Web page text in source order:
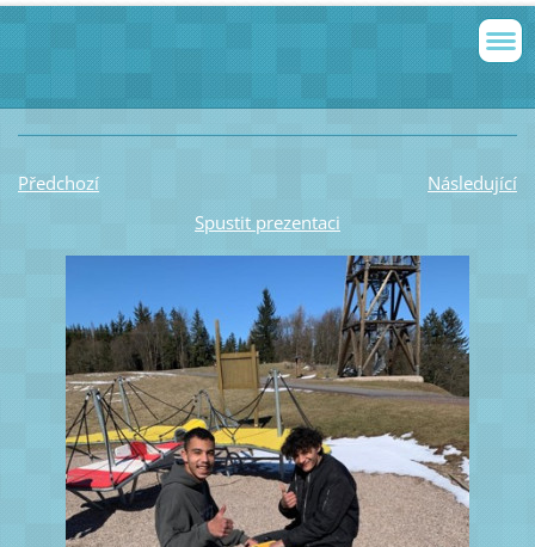
Předchozí
Následující
Spustit prezentaci